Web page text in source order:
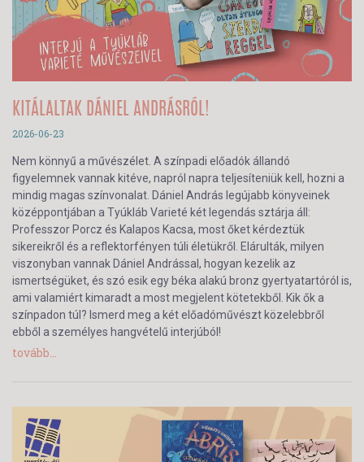
KITÁLALTAK DÁNIEL ANDRÁSRÓL!
2026-06-23
Nem könnyű a művészélet. A színpadi előadók állandó
figyelemnek vannak kitéve, napról napra teljesíteniük kell, hozni a
mindig magas színvonalat. Dániel András legújabb könyveinek
középpontjában a Tyúkláb Varieté két legendás sztárja áll:
Professzor Porcz és Kalapos Kacsa, most őket kérdeztük
sikereikről és a reflektorfényen túli életükről. Elárulták, milyen
viszonyban vannak Dániel Andrással, hogyan kezelik az
ismertségüket, és szó esik egy béka alakú bronz gyertyatartóról is,
ami valamiért kimaradt a most megjelent kötetekből. Kik ők a
színpadon túl? Ismerd meg a két előadóművészt közelebbről
ebből a személyes hangvételű interjúból!
tovább...